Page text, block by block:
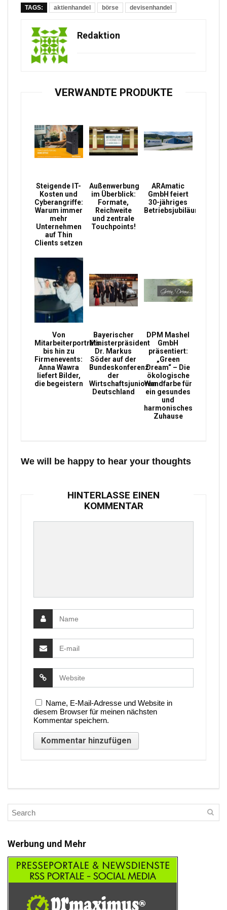
TAGS: aktienhandel börse devisenhandel
Redaktion
VERWANDTE PRODUKTE
Steigende IT-
Kosten und
Cyberangriffe:
Warum immer
mehr
Unternehmen
auf Thin
Clients setzen
Außenwerbung
im Überblick:
Formate,
Reichweite
und zentrale
Touchpoints!
ARAmatic
GmbH feiert
30-jähriges
Betriebsjubiläum
Von
Mitarbeiterporträts
bis hin zu
Firmenevents:
Anna Wawra
liefert Bilder,
die begeistern
Bayerischer
Ministerpräsident
Dr. Markus
Söder auf der
Bundeskonferenz
der
Wirtschaftsjunioren
Deutschland
DPM Mashel
GmbH
präsentiert:
„Green
Dream“ – Die
ökologische
Wandfarbe für
ein gesundes
und
harmonisches
Zuhause
We will be happy to hear your thoughts
HINTERLASSE EINEN
KOMMENTAR
Name, E-Mail-Adresse und Website in
diesem Browser für meinen nächsten
Kommentar speichern.
Werbung und Mehr